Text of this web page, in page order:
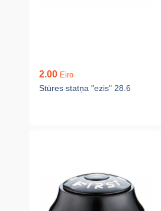
2.00 Eiro
Stūres statņa "ezis" 28.6